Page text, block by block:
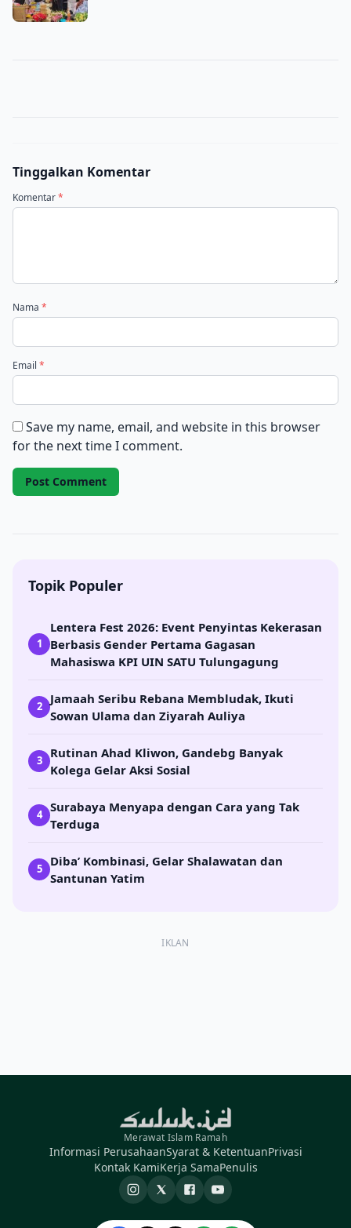
Tinggalkan Komentar
Komentar*
Nama *
Email *
Save my name, email, and website in this browser
for the next time I comment.
Topik Populer
1
Lentera Fest 2026: Event Penyintas Kekerasan
Berbasis Gender Pertama Gagasan
Mahasiswa KPI UIN SATU Tulungagung
2
Jamaah Seribu Rebana Membludak, Ikuti
Sowan Ulama dan Ziyarah Auliya
3
Rutinan Ahad Kliwon, Gandebg Banyak
Kolega Gelar Aksi Sosial
4
Surabaya Menyapa dengan Cara yang Tak
Terduga
5
Diba’ Kombinasi, Gelar Shalawatan dan
Santunan Yatim
IKLAN
Merawat Islam Ramah
Informasi PerusahaanSyarat & KetentuanPrivasi
Kontak KamiKerja SamaPenulis
Instagram
X FacebookYouTube